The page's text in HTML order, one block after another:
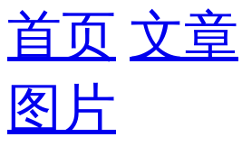
首页 文章
图片